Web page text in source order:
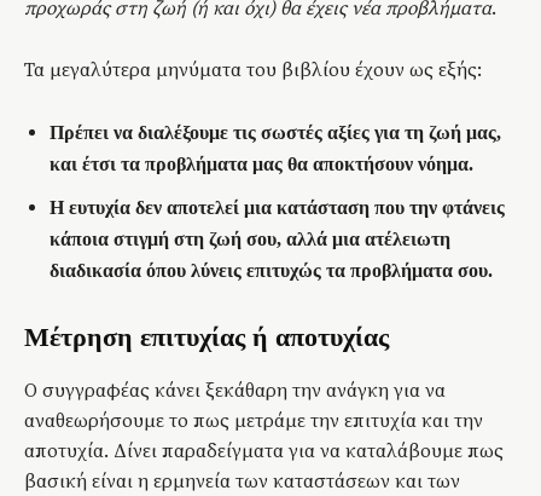
προχωράς στη ζωή (ή και όχι) θα έχεις νέα προβλήματα.
Τα μεγαλύτερα μηνύματα του βιβλίου έχουν ως εξής:
Πρέπει να διαλέξουμε τις σωστές αξίες για τη ζωή μας,
και έτσι τα προβλήματα μας θα αποκτήσουν νόημα.
Η ευτυχία δεν αποτελεί μια κατάσταση που την φτάνεις
κάποια στιγμή στη ζωή σου, αλλά μια ατέλειωτη
διαδικασία όπου λύνεις επιτυχώς τα προβλήματα σου.
Μέτρηση επιτυχίας ή αποτυχίας
Ο συγγραφέας κάνει ξεκάθαρη την ανάγκη για να
αναθεωρήσουμε το πως μετράμε την επιτυχία και την
αποτυχία. Δίνει παραδείγματα για να καταλάβουμε πως
βασική είναι η ερμηνεία των καταστάσεων και των